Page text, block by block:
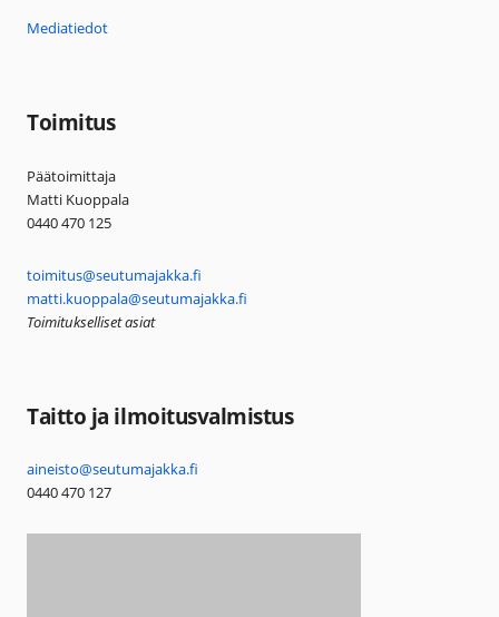
Mediatiedot
Toimitus
Päätoimittaja
Matti Kuoppala
0440 470 125
toimitus@seutumajakka.fi
matti.kuoppala@seutumajakka.fi
Toimitukselliset asiat
Taitto ja ilmoitusvalmistus
aineisto@seutumajakka.fi
0440 470 127